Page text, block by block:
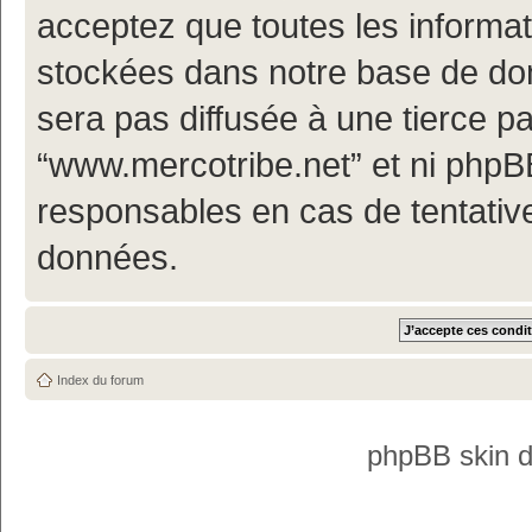
acceptez que toutes les
stockées dans notre base de
sera pas diffusée à une tierce
“www.mercotribe.net” et ni
responsables en cas de
données.
Index du forum
phpBB skin